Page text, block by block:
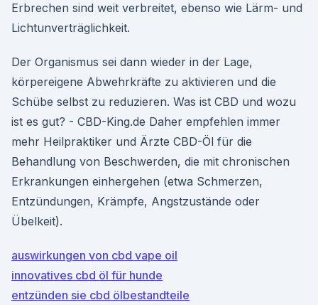
Erbrechen sind weit verbreitet, ebenso wie Lärm- und
Lichtunverträglichkeit.
Der Organismus sei dann wieder in der Lage,
körpereigene Abwehrkräfte zu aktivieren und die
Schübe selbst zu reduzieren. Was ist CBD und wozu
ist es gut? - CBD-King.de Daher empfehlen immer
mehr Heilpraktiker und Ärzte CBD-Öl für die
Behandlung von Beschwerden, die mit chronischen
Erkrankungen einhergehen (etwa Schmerzen,
Entzündungen, Krämpfe, Angstzustände oder
Übelkeit).
auswirkungen von cbd vape oil
innovatives cbd öl für hunde
entzünden sie cbd ölbestandteile